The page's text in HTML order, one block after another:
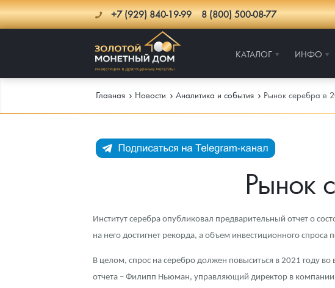
+7 (929) 840-19-99 8 (800) 500-08-77
КАТАЛОГ ИНФО
Каталог
Монеты Россия и СССР
Памятные и старинные монеты
Монеты Царской России
Монеты стран мира после 1950г
Георгий Победоносец
Подлинность монет
Гарантии
Услуги
Информация
Аналитика и события
Котировки
Главная Новости Аналитика и события Рынок серебра в
Рынок
Институт серебра опубликовал предварительный отчет о
на него достигнет рекорда, а объем инвестиционного
В целом, спрос на серебро должен повыситься в 2021 году
отчета – Филипп Ньюман, управляющий директор в